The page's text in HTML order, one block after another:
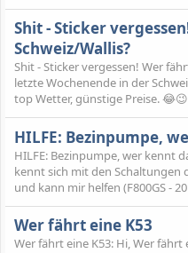
Shit - Sticker
Schweiz/Wallis?
Shit - Sticker vergessen! Wer
letzte Wochenende in der
top Wetter, günstige Preise.
HILFE: Bezinpumpe,
HILFE: Bezinpumpe, wer kennt
kennt sich mit den Schaltungen
und kann mir helfen (F800GS -
Wer fährt eine K53
Wer fährt eine K53: Hi, Wer fährt